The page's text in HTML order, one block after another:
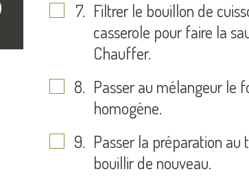
Filtrer le bouillon de
casserole pour faire la
Chauffer.
Passer au mélangeur le
homogène.
Passer la préparation
bouillir de nouveau.